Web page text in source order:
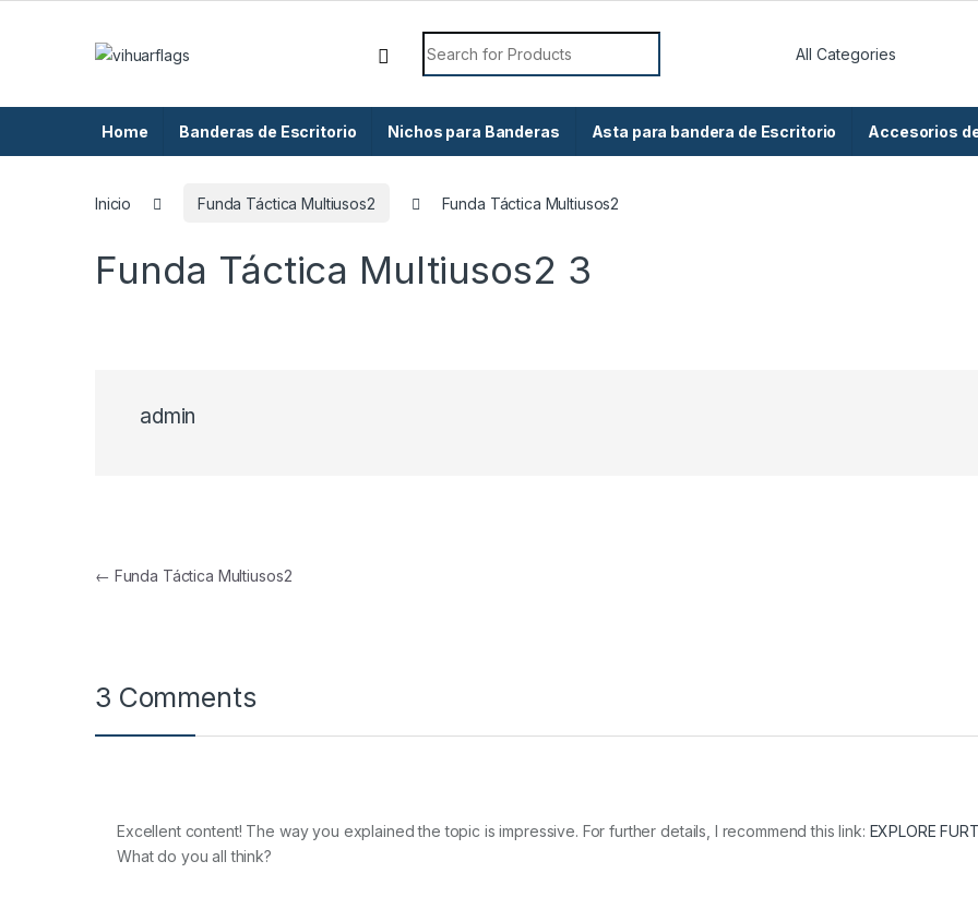
Search for:
Home Banderas de Escritorio Nichos para Banderas Asta para bandera de Escritorio Accesorios
Inicio Funda Táctica Multiusos2 Funda Táctica Multiusos2
Funda Táctica Multiusos2 3
admin
Navegación de entradas
← Funda Táctica Multiusos2
3 Comments
Excellent content! The way you explained the topic is impressive. For further details, I recommend this link: EXPLORE
What do you all think?